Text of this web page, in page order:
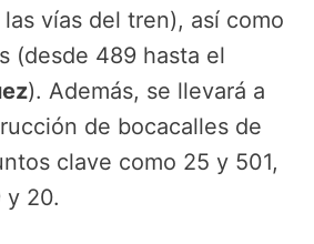
vías del tren), así como
(desde 489 hasta el
). Además, se llevará a
de bocacalles de
clave como 25 y 501,
y 20.